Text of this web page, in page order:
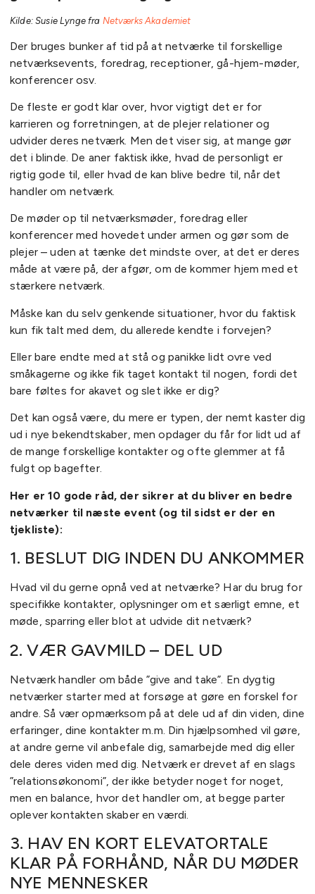
Kilde: Susie Lynge fra Netværks Akademiet
Der bruges bunker af tid på at netværke til forskellige
netværksevents, foredrag, receptioner, gå-hjem-møder,
konferencer osv.
De fleste er godt klar over, hvor vigtigt det er for
karrieren og forretningen, at de plejer relationer og
udvider deres netværk. Men det viser sig, at mange gør
det i blinde. De aner faktisk ikke, hvad de personligt er
rigtig gode til, eller hvad de kan blive bedre til, når det
handler om netværk.
De møder op til netværksmøder, foredrag eller
konferencer med hovedet under armen og gør som de
plejer – uden at tænke det mindste over, at det er deres
måde at være på, der afgør, om de kommer hjem med et
stærkere netværk.
Måske kan du selv genkende situationer, hvor du faktisk
kun fik talt med dem, du allerede kendte i forvejen?
Eller bare endte med at stå og panikke lidt ovre ved
småkagerne og ikke fik taget kontakt til nogen, fordi det
bare føltes for akavet og slet ikke er dig?
Det kan også være, du mere er typen, der nemt kaster dig
ud i nye bekendtskaber, men opdager du får for lidt ud af
de mange forskellige kontakter og ofte glemmer at få
fulgt op bagefter.
Her er 10 gode råd, der sikrer at du bliver en bedre
netværker til næste event (og til sidst er der en
tjekliste):
1. BESLUT DIG INDEN DU ANKOMMER
Hvad vil du gerne opnå ved at netværke? Har du brug for
specifikke kontakter, oplysninger om et særligt emne, et
møde, sparring eller blot at udvide dit netværk?
2. VÆR GAVMILD – DEL UD
Netværk handler om både ”give and take”. En dygtig
netværker starter med at forsøge at gøre en forskel for
andre. Så vær opmærksom på at dele ud af din viden, dine
erfaringer, dine kontakter m.m. Din hjælpsomhed vil gøre,
at andre gerne vil anbefale dig, samarbejde med dig eller
dele deres viden med dig. Netværk er drevet af en slags
”relationsøkonomi”, der ikke betyder noget for noget,
men en balance, hvor det handler om, at begge parter
oplever kontakten skaber en værdi.
3. HAV EN KORT ELEVATORTALE
KLAR PÅ FORHÅND, NÅR DU MØDER
NYE MENNESKER